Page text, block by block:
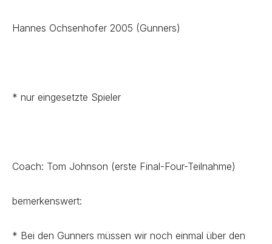
Hannes Ochsenhofer 2005 (Gunners)
* nur eingesetzte Spieler
Coach: Tom Johnson (erste Final-Four-Teilnahme)
bemerkenswert:
* Bei den Gunners müssen wir noch einmal über den